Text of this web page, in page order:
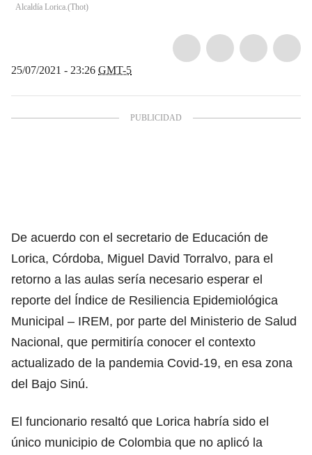
Alcaldía Lorica.(Thot)
25/07/2021 - 23:26 GMT-5
De acuerdo con el secretario de Educación de
Lorica, Córdoba, Miguel David Torralvo, para el
retorno a las aulas sería necesario esperar el
reporte del Índice de Resiliencia Epidemiológica
Municipal – IREM, por parte del Ministerio de Salud
Nacional, que permitiría conocer el contexto
actualizado de la pandemia Covid-19, en esa zona
del Bajo Sinú.
El funcionario resaltó que Lorica habría sido el
único municipio de Colombia que no aplicó la